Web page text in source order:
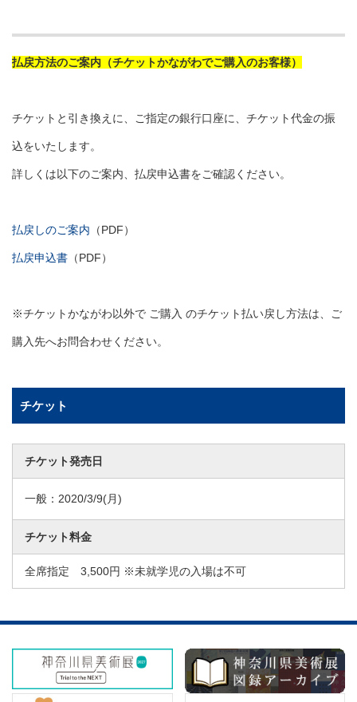
払戻方法のご案内（チケットかながわでご購入のお客様）
チケットと引き換えに、ご指定の銀行口座に、チケット代金の振
込をいたします。
詳しくは以下のご案内、払戻申込書をご確認ください。
払戻しのご案内 （PDF）
払戻申込書 （PDF）
※チケットかながわ以外で ご購入 のチケット払い戻し方法は、ご
購入先へお問合わせください。
チケット
チケット発売日
一般： 2020/3/9(月)
チケット料金
全席指定 3,500円 ※未就学児の入場は不可